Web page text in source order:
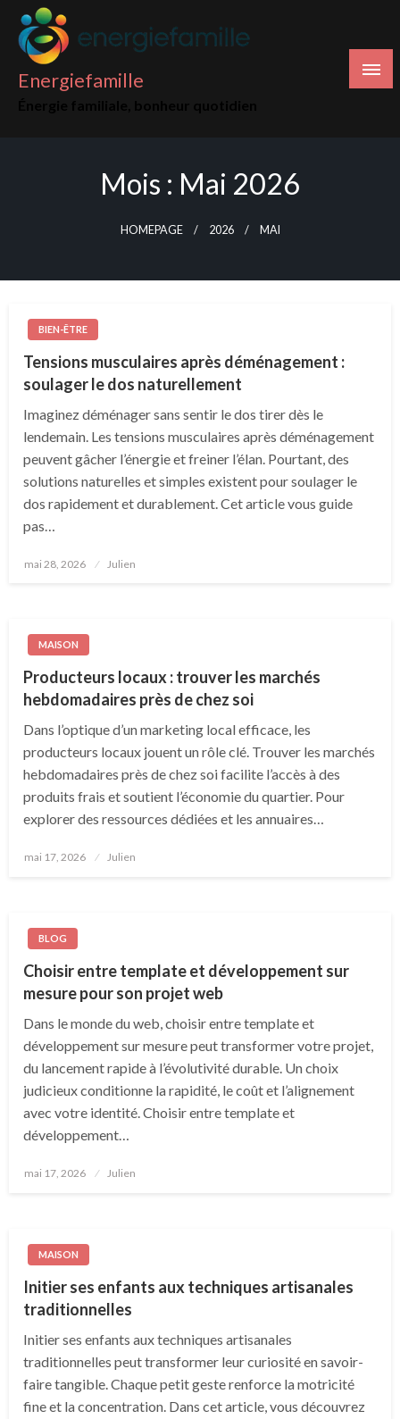
Skip
content
Energiefamille
Mois : Mai 2026
HOMEPAGE 2026 MAI
BIEN-ÊTRE
Tensions musculaires après déménagement :
soulager le dos naturellement
Imaginez déménager sans sentir le dos tirer dès le
lendemain. Les tensions musculaires après déménagement
peuvent gâcher l’énergie et freiner l’élan. Pourtant, des
solutions naturelles et simples existent pour soulager le
dos rapidement et durablement. Cet article vous guide
pas…
Posted
mai 28, 2026 Julien
MAISON
Producteurs locaux : trouver les marchés
hebdomadaires près de chez soi
Dans l’optique d’un marketing local efficace, les
producteurs locaux jouent un rôle clé. Trouver les marchés
hebdomadaires près de chez soi facilite l’accès à des
produits frais et soutient l’économie du quartier. Pour
explorer des ressources dédiées et les annuaires…
Posted
mai 17, 2026 Julien
BLOG
Choisir entre template et développement sur
mesure pour son projet web
Dans le monde du web, choisir entre template et
développement sur mesure peut transformer votre projet,
du lancement rapide à l’évolutivité durable. Un choix
judicieux conditionne la rapidité, le coût et l’alignement
avec votre identité. Choisir entre template et
développement…
Posted
mai 17, 2026 Julien
MAISON
Initier ses enfants aux techniques artisanales
traditionnelles
Initier ses enfants aux techniques artisanales
traditionnelles peut transformer leur curiosité en savoir-
faire tangible. Chaque petit geste renforce la motricité
fine et la concentration. Dans cet article, vous découvrez